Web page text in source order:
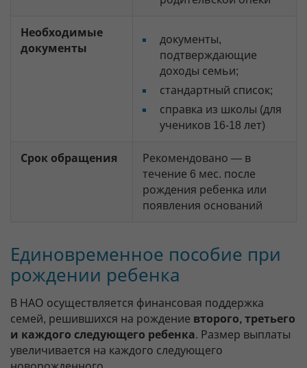
Необходимые
документы
документы,
подтверждающие
доходы семьи;
стандартный список;
справка из школы (для
учеников 16-18 лет)
Срок обращения
Рекомендовано — в
течение 6 мес. после
рождения ребенка или
появления оснований
Единовременное пособие при
рождении ребенка
В НАО осуществляется финансовая поддержка
семей, решившихся на рождение второго, третьего
и каждого следующего ребенка. Размер выплаты
увеличивается на каждого следующего